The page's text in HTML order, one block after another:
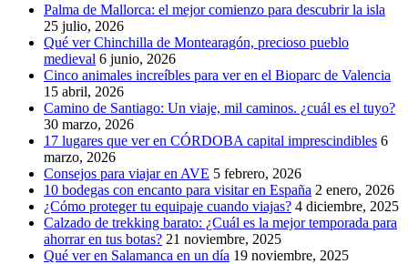
Palma de Mallorca: el mejor comienzo para descubrir la isla
25 julio, 2026
Qué ver Chinchilla de Montearagón, precioso pueblo
medieval 6 junio, 2026
Cinco animales increíbles para ver en el Bioparc de Valencia
15 abril, 2026
Camino de Santiago: Un viaje, mil caminos. ¿cuál es el tuyo?
30 marzo, 2026
17 lugares que ver en CÓRDOBA capital imprescindibles 6
marzo, 2026
Consejos para viajar en AVE 5 febrero, 2026
10 bodegas con encanto para visitar en España 2 enero, 2026
¿Cómo proteger tu equipaje cuando viajas? 4 diciembre, 2025
Calzado de trekking barato: ¿Cuál es la mejor temporada para
ahorrar en tus botas? 21 noviembre, 2025
Qué ver en Salamanca en un día 19 noviembre, 2025